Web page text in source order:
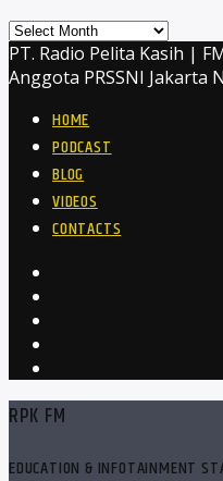
Archives
PT. Radio Pelita Kasih |
Anggota PRSSNI Jakarta
HOME
PODCAST
BLOG
VIDEOS
CONTACTS
RPK FM
EDUCATION & INFOTAINMENT